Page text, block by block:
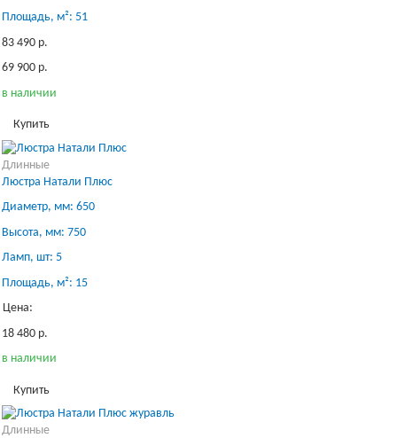
Площадь, м²: 51
83 490 р.
69 900 р.
в наличии
Купить
Длинные
Люстра Натали Плюс
Диаметр, мм: 650
Высота, мм: 750
Ламп, шт: 5
Площадь, м²: 15
Цена:
18 480 р.
в наличии
Купить
Длинные